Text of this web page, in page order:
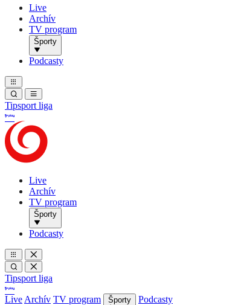
Live
Archív
TV program
Športy
Podcasty
Tipsport liga
Live
Archív
TV program
Športy
Podcasty
Tipsport liga
Live Archív TV program Športy
Podcasty